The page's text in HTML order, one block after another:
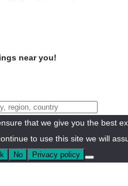
near you!
that we give you the best
to use this site we will
No Privacy policy